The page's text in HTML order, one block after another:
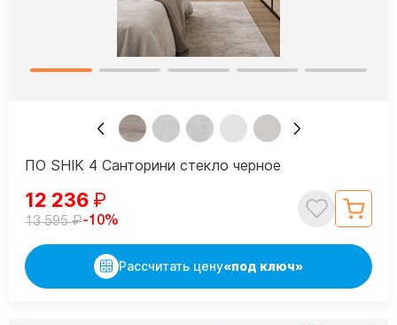
ПО SHIK 4 Санторини стекло черное
12 236 ₽
13 595₽-10%
Рассчитать цену«под ключ»